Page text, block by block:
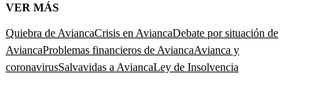
VER MÁS
Quiebra de AviancaCrisis en AviancaDebate por situación de
AviancaProblemas financieros de AviancaAvianca y
coronavirusSalvavidas a AviancaLey de Insolvencia